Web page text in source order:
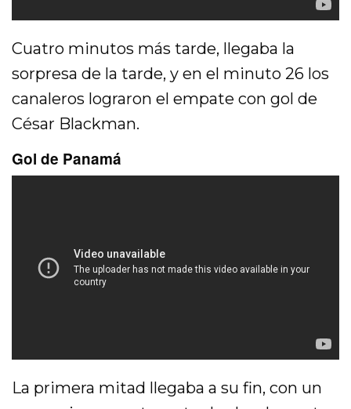
Cuatro minutos más tarde, llegaba la
sorpresa de la tarde, y en el minuto 26 los
canaleros lograron el empate con gol de
César Blackman.
Gol de Panamá
La primera mitad llegaba a su fin, con un